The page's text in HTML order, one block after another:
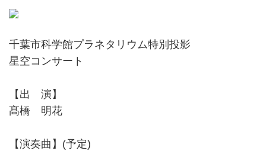
千葉市科学館プラネタリウム特別投影
星空コンサート
【出 演】
髙橋 明花
【演奏曲】(予定)